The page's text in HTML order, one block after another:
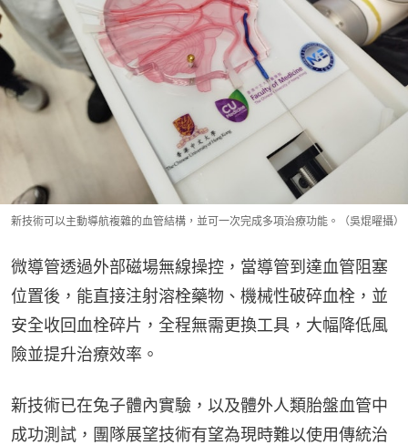
新技術可以主動導航複雜的血管結構，並可一次完成多項治療功能。（吳焜曜攝）
微導管透過外部磁場無線操控，當導管到達血管阻塞
位置後，能直接注射溶栓藥物、機械性破碎血栓，並
安全收回血栓碎片，全程無需更換工具，大幅降低風
險並提升治療效率。
新技術已在兔子體內實驗，以及體外人類胎盤血管中
成功測試，團隊展望技術有望為現時難以使用傳統治